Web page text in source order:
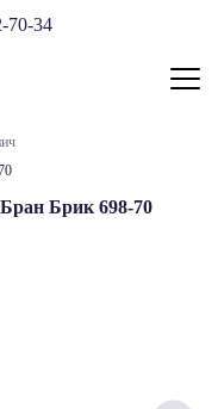
70-34
Брик 698-70